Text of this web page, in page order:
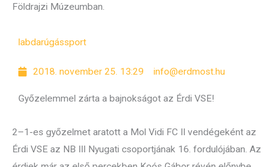
Földrajzi Múzeumban.
labdarúgássport
2018. november 25. 13:29 info@erdmost.hu
Győzelemmel zárta a bajnokságot az Érdi VSE!
2–1-es győzelmet aratott a Mol Vidi FC II vendégeként az
Érdi VSE az NB III Nyugati csoportjának 16. fordulójában. Az